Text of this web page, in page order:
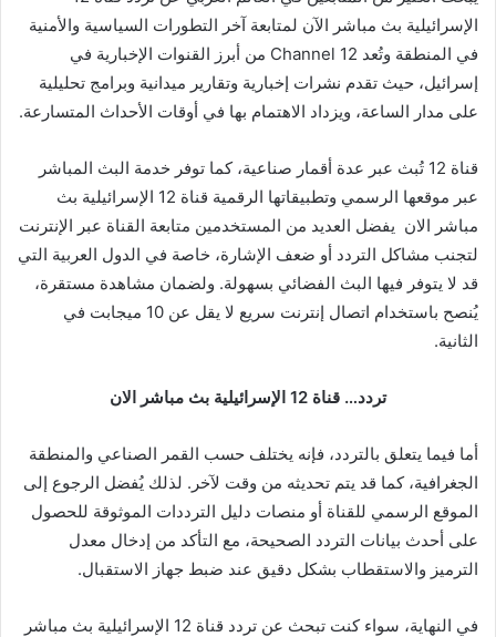
الإسرائيلية بث مباشر الآن لمتابعة آخر التطورات السياسية والأمنية
في المنطقة وتُعد Channel 12 من أبرز القنوات الإخبارية في
إسرائيل، حيث تقدم نشرات إخبارية وتقارير ميدانية وبرامج تحليلية
على مدار الساعة، ويزداد الاهتمام بها في أوقات الأحداث المتسارعة.
قناة 12 تُبث عبر عدة أقمار صناعية، كما توفر خدمة البث المباشر
عبر موقعها الرسمي وتطبيقاتها الرقمية قناة 12 الإسرائيلية بث
مباشر الان يفضل العديد من المستخدمين متابعة القناة عبر الإنترنت
لتجنب مشاكل التردد أو ضعف الإشارة، خاصة في الدول العربية التي
قد لا يتوفر فيها البث الفضائي بسهولة. ولضمان مشاهدة مستقرة،
يُنصح باستخدام اتصال إنترنت سريع لا يقل عن 10 ميجابت في
الثانية.
تردد… قناة 12 الإسرائيلية بث مباشر الان
أما فيما يتعلق بالتردد، فإنه يختلف حسب القمر الصناعي والمنطقة
الجغرافية، كما قد يتم تحديثه من وقت لآخر. لذلك يُفضل الرجوع إلى
الموقع الرسمي للقناة أو منصات دليل الترددات الموثوقة للحصول
على أحدث بيانات التردد الصحيحة، مع التأكد من إدخال معدل
الترميز والاستقطاب بشكل دقيق عند ضبط جهاز الاستقبال.
في النهاية، سواء كنت تبحث عن تردد قناة 12 الإسرائيلية بث مباشر